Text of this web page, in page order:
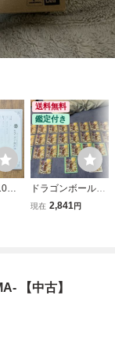
】
ー
送料無料
鑑定付き
ドラゴンボールス
ーパーダイバーズ
品
現在 2,841円
【中古】